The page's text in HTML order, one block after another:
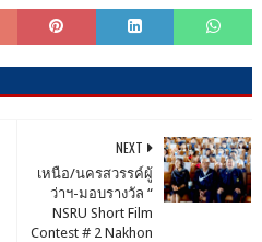
NEXT
เหนือ/นครสวรรค์ผู้
ว่าฯ-มอบรางวัล “
NSRU Short Film
Contest # 2 Nakhon